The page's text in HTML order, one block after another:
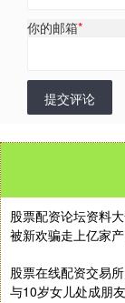
你的邮箱*
提交评论
股票配资论坛资料
被新欢骗走上亿家
股票在线配资交易
与10岁女儿处成朋友